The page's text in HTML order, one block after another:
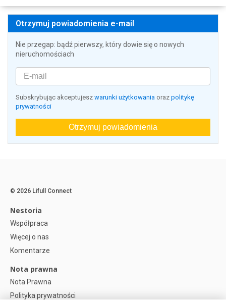
Otrzymuj powiadomienia e-mail
Nie przegap: bądź pierwszy, który dowie się o nowych
nieruchomościach
Subskrybując akceptujesz warunki użytkowania oraz politykę
prywatności
Otrzymuj powiadomienia
© 2026 Lifull Connect
Nestoria
Współpraca
Więcej o nas
Komentarze
Nota prawna
Nota Prawna
Polityka prywatności